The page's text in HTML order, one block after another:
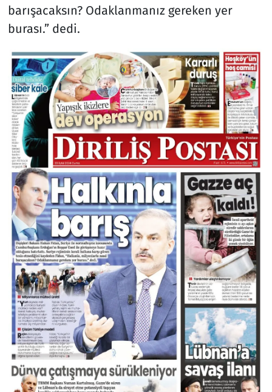
barışacaksın? Odaklanmanız gereken yer
burası.” dedi.